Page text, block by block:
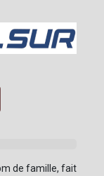
de famille, fait